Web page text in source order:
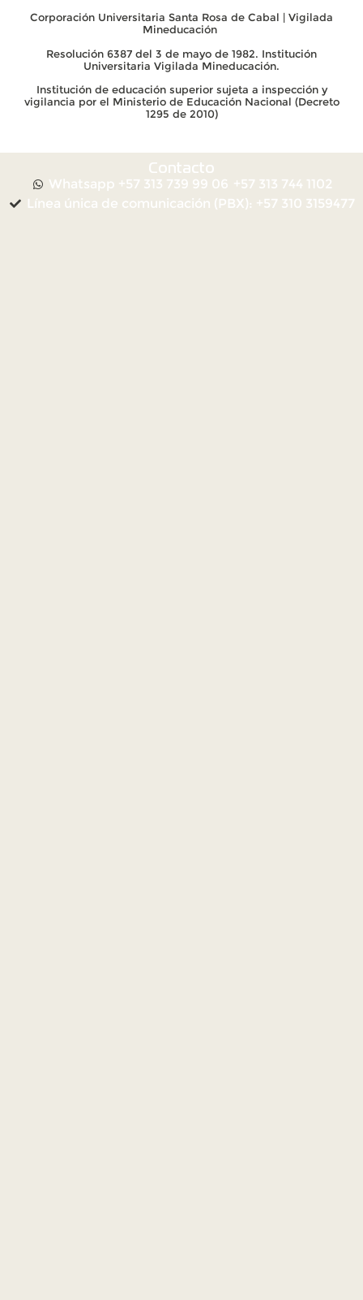
Corporación Universitaria Santa Rosa de Cabal | Vigilada
Mineducación
Resolución 6387 del 3 de mayo de 1982. Institución
Universitaria Vigilada Mineducación.
Institución de educación superior sujeta a inspección y
vigilancia por el Ministerio de Educación Nacional (Decreto
1295 de 2010)
Contacto
Whatsapp +57 313 739 99 06 +57 313 744 1102
Línea única de comunicación (PBX): +57 310 3159477